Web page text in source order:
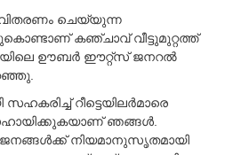
ചെയ്യുന്ന
കഞ്ചാവ് വീട്ടുമുറ്റത്ത്
ഊബര്‍ ഈറ്റ്സ് ജനറല്‍
റീട്ടെയിലര്‍മാരെ
ഞങ്ങള്‍.
നിയമാനുസൃതമായി